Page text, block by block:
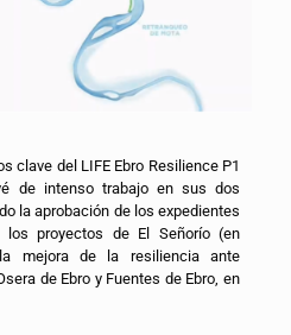
clave del LIFE Ebro Resilience P1
de intenso trabajo en sus dos
la aprobación de los expedientes
proyectos de El Señorío (en
mejora de la resiliencia ante
de Ebro y Fuentes de Ebro, en